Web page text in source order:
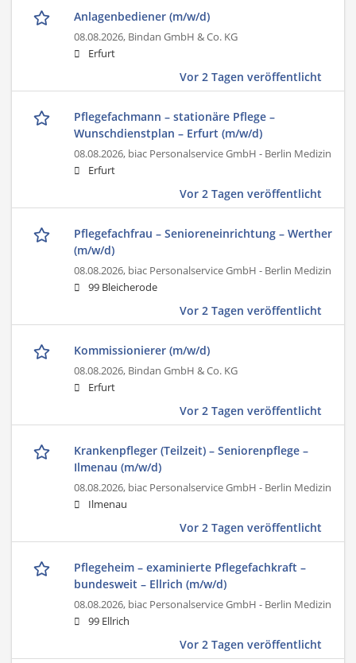
Anlagenbediener (m/w/d)
08.08.2026, Bindan GmbH & Co. KG
Erfurt
Vor 2 Tagen veröffentlicht
Pflegefachmann – stationäre Pflege –
Wunschdienstplan – Erfurt (m/w/d)
08.08.2026, biac Personalservice GmbH - Berlin Medizin
Erfurt
Vor 2 Tagen veröffentlicht
Pflegefachfrau – Senioreneinrichtung – Werther
(m/w/d)
08.08.2026, biac Personalservice GmbH - Berlin Medizin
99 Bleicherode
Vor 2 Tagen veröffentlicht
Kommissionierer (m/w/d)
08.08.2026, Bindan GmbH & Co. KG
Erfurt
Vor 2 Tagen veröffentlicht
Krankenpfleger (Teilzeit) – Seniorenpflege –
Ilmenau (m/w/d)
08.08.2026, biac Personalservice GmbH - Berlin Medizin
Ilmenau
Vor 2 Tagen veröffentlicht
Pflegeheim – examinierte Pflegefachkraft –
bundesweit – Ellrich (m/w/d)
08.08.2026, biac Personalservice GmbH - Berlin Medizin
99 Ellrich
Vor 2 Tagen veröffentlicht